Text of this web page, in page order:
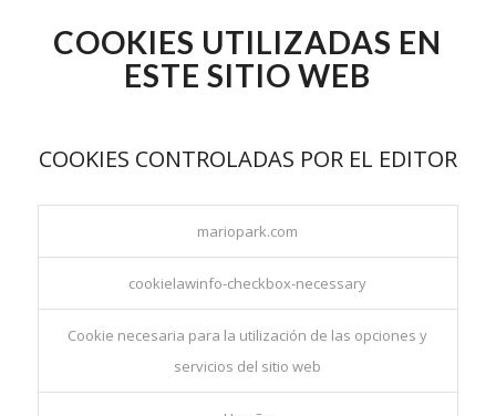
COOKIES UTILIZADAS EN
ESTE SITIO WEB
COOKIES CONTROLADAS POR EL EDITOR
mariopark.com
cookielawinfo-checkbox-necessary
Cookie necesaria para la utilización de las opciones y
servicios del sitio web